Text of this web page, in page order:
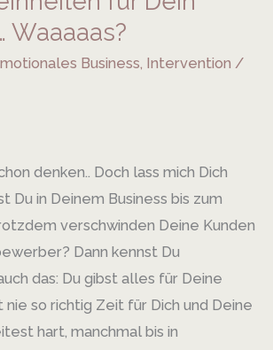
Waaaaas?
Business, Intervention /
denken.. Doch lass mich Dich
Du in Deinem Business bis zum
verschwinden Deine Kunden
Dann kennst Du
das: Du gibst alles für Deine
nie so richtig Zeit für Dich und Deine
hart, manchmal bis in